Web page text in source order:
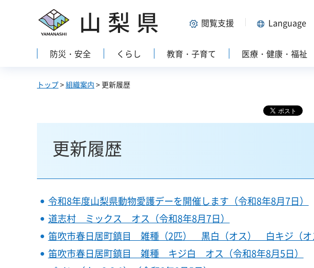
山梨県 閲覧支援 Language
防災・安全 くらし 教育・子育て 医療・健康・福祉
トップ>組織案内 > 更新履歴
更新履歴
令和8年度山梨県動物愛護デーを開催します（令和8年8月7日）
道志村 ミックス オス（令和8年8月7日）
笛吹市春日居町鎮目 雑種（2匹） 黒白（オス） 白キジ（オ
笛吹市春日居町鎮目 雑種 キジ白 オス（令和8年8月5日）